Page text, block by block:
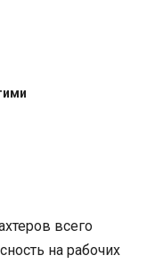
всего
на рабочих